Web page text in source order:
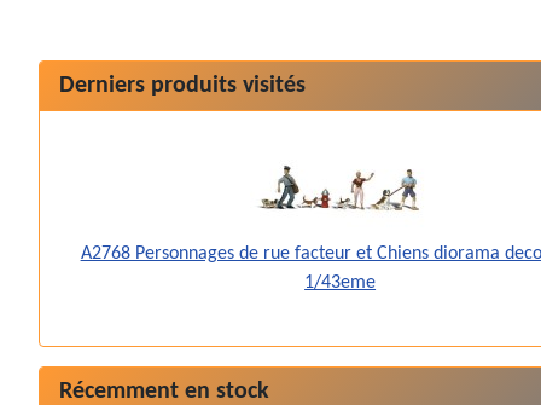
Derniers produits visités
A2768 Personnages de rue facteur et Chiens diorama
1/43eme
Récemment en stock